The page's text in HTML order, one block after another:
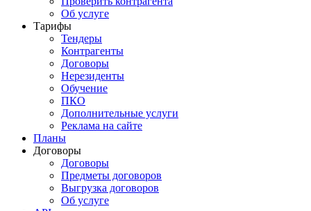
Об услуге
Тарифы
Тендеры
Контрагенты
Договоры
Нерезиденты
Обучение
ПКО
Дополнительные услуги
Реклама на сайте
Планы
Договоры
Договоры
Предметы договоров
Выгрузка договоров
Об услуге